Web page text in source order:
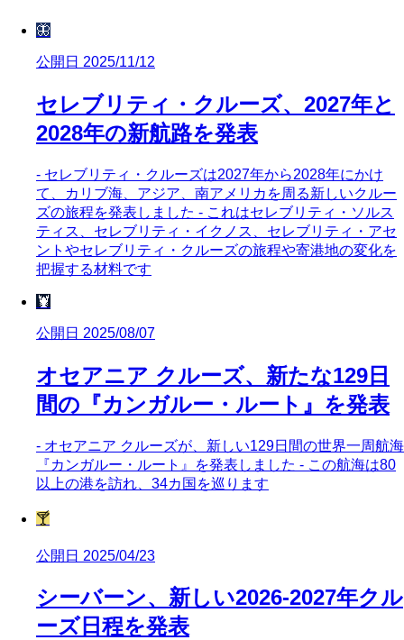
🦋
公開日 2025/11/12
セレブリティ・クルーズ、2027年と
2028年の新航路を発表
- セレブリティ・クルーズは2027年から2028年にかけ
て、カリブ海、アジア、南アメリカを周る新しいクルー
ズの旅程を発表しました - これはセレブリティ・ソルス
ティス、セレブリティ・イクノス、セレブリティ・アセ
ントやセレブリティ・クルーズの旅程や寄港地の変化を
把握する材料です
🦞
公開日 2025/08/07
オセアニア クルーズ、新たな129日
間の『カンガルー・ルート』を発表
- オセアニア クルーズが、新しい129日間の世界一周航海
『カンガルー・ルート』を発表しました - この航海は80
以上の港を訪れ、34カ国を巡ります
🍸
公開日 2025/04/23
シーバーン、新しい2026-2027年クル
ーズ日程を発表